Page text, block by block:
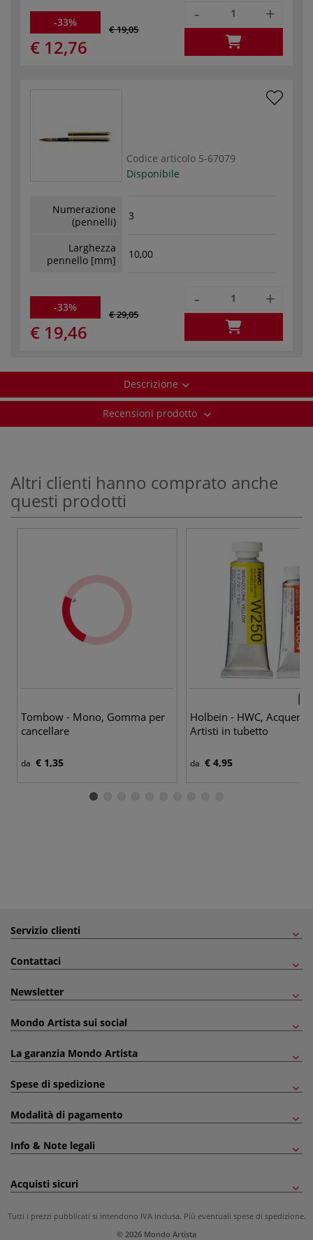
-33%
€ 19,05
€ 12,76
- +
Codice articolo 5-67079
Disponibile
Numerazione
(pennelli)
3
Larghezza
pennello [mm]
10,00
-33%
€ 29,05
€ 19,46
- +
Descrizione
Recensioni prodotto
Altri clienti hanno comprato anche
questi prodotti
Tombow - Mono, Gomma per
cancellare
da € 1,35
Holbein - HWC,
Artisti in tubetto
da € 4,95
Servizio clienti
Contattaci
Newsletter
Mondo Artista sui social
La garanzia Mondo Artista
Spese di spedizione
Modalità di pagamento
Info & Note legali
Acquisti sicuri
Tutti i prezzi pubblicati si intendono IVA inclusa. Più eventuali spese di spedizione.
© 2026 Mondo Artista